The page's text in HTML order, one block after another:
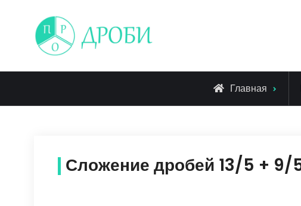
content
Главная
Сложение дробей 13/5 + 9/